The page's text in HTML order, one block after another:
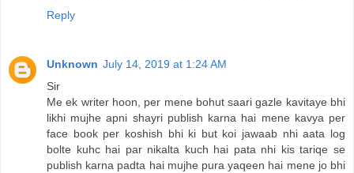
Reply
Unknown July 14, 2019 at 1:24 AM
Sir
Me ek writer hoon, per mene bohut saari gazle kavitaye bhi
likhi mujhe apni shayri publish karna hai mene kavya per
face book per koshish bhi ki but koi jawaab nhi aata log
bolte kuhc hai par nikalta kuch hai pata nhi kis tariqe se
publish karna padta hai mujhe pura yaqeen hai mene jo bhi